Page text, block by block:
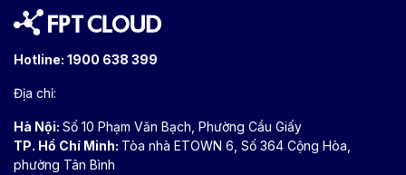
Hotline: 1900 638 399
Địa chỉ:
Hà Nội: Số 10 Phạm Văn Bạch, Phường Cầu Giấy
TP. Hồ Chí Minh: Tòa nhà ETOWN 6, Số 364 Cộng Hòa,
phường Tân Bình